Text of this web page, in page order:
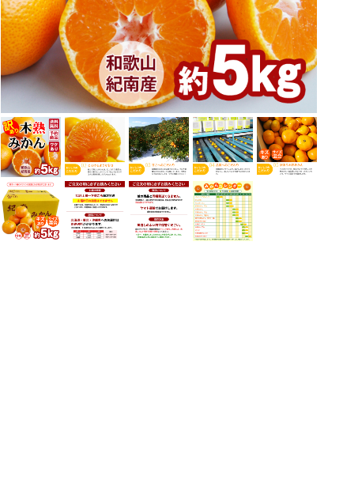
白干し小梅
ギフト
訳あり梅干し
お買得梅干し
天」
レモン
越冬木熟みかん
「紀州一番」
はるみ
葉付きポンカン
木熟デコポン
せとか
梅ゼリー
梅の実
もみしそ
ねり梅(
とうもろ